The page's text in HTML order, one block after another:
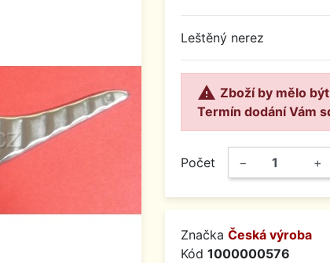
Leštěný nerez
 Zboží by mělo
Termín dodání Vám
Počet − +
Značka Česká výroba
Kód 1000000576